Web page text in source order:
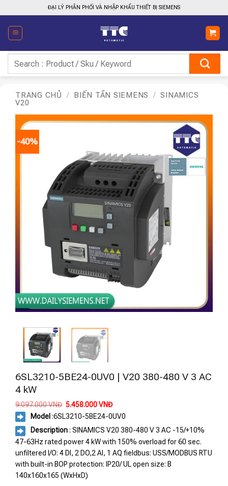
qua
nội
dung
ĐẠI LÝ PHÂN PHỐI VÀ NHẬP KHẨU THIẾT BỊ SIEMENS
kiếm:
TRANG CHỦ / BIẾN TẦN SIEMENS / SINAMICS
V20
-40%
6SL3210-5BE24-0UV0 | V20 380-480 V 3 AC
4 kW
9.097.000VNĐ Giá
là:
9.097.000 VNĐ.
5.458.000VNĐGiá
tại
là:
5.458.000 VNĐ.
Model :6SL3210-5BE24-0UV0
Description: SINAMICS V20 380-480 V 3 AC -15/+10%
47-63Hz rated power 4 kW with 150% overload for 60 sec.
unfiltered I/O: 4 DI, 2 DO,2 AI, 1 AQ fieldbus: USS/MODBUS RTU
with built-in BOP protection: IP20/ UL open size: B
140x160x165 (WxHxD)